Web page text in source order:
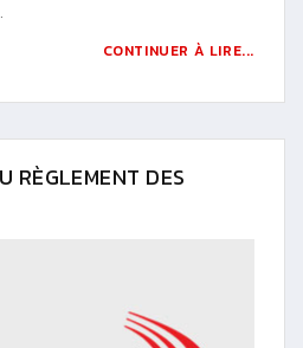
CONTINUER À LIRE...
RÈGLEMENT DES